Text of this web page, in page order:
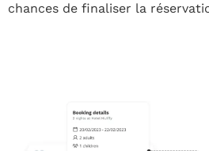
chances de finaliser la